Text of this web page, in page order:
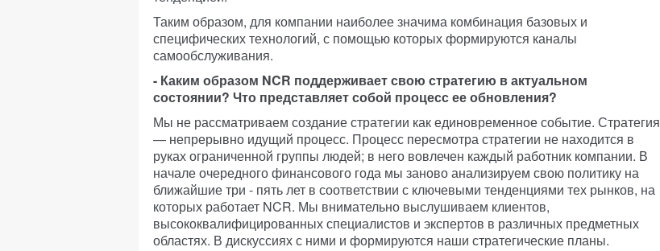
Таким образом, для компании наиболее значима комбинация базовых и
специфических технологий, с помощью которых формируются каналы
самообслуживания.
- Каким образом NCR поддерживает свою стратегию в актуальном
состоянии? Что представляет собой процесс ее обновления?
Мы не рассматриваем создание стратегии как единовременное событие. Стратегия
— непрерывно идущий процесс. Процесс пересмотра стратегии не находится в
руках ограниченной группы людей; в него вовлечен каждый работник компании. В
начале очередного финансового года мы заново анализируем свою политику на
ближайшие три - пять лет в соответствии с ключевыми тенденциями тех рынков, на
которых работает NCR. Мы внимательно выслушиваем клиентов,
высококвалифицированных специалистов и экспертов в различных предметных
областях. В дискуссиях с ними и формируются наши стратегические планы.